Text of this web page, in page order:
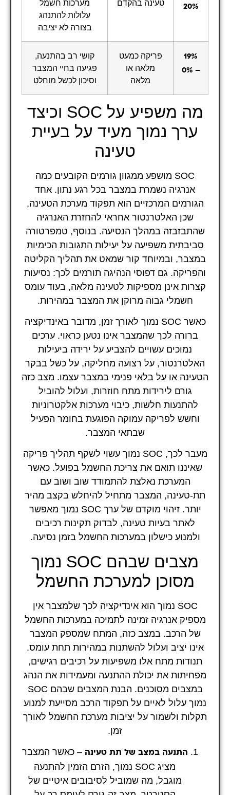
20% טעינה בהקדם
מערכות חשמל
עלולות להתנהג
בצורה לא יציבה
19%
– 0%
פריקה כמעט
מלאה או
מלאה
קושי רב בהתנעה,
פגיעה בחיי המצבר
וסיכון לכשל מוחלט
מה משפיע על SOC וכיצד
ערך נמוך מעיד על בעיית
טעינה
SOC מושפע ממגוון גורמים הקובעים כמה
אנרגיה נשמרת במצבר בכל רגע נתון. אחד
הגורמים המרכזיים הוא תפקוד מערכת הטעינה,
שכן האלטרנטור אחראי להחזרת האנרגיה
שהתבזבזה במהלך הנסיעה. בנוסף, טמפרטורה
סביבתית משפיעה על יעילות התגובות הכימיות
במצבר, ובמיוחד קור שמאט את תהליך הקליטה
והפריקה. גם דפוסי הנהיגה תורמים לכך: נסיעות
קצרות אינן מספיקות לטעינה מלאה, בעוד עומס
חשמלי גבוה מרוקן את המצבר במהירות.
כאשר SOC נמוך לאורך זמן, מדובר באינדיקציה
ברורה לכך שהמצבר אינו נטען כראוי. ערכים
נמוכים עשויים להצביע על ירידה ביעילות
האלטרנטור, על רצועה מחליקה, על כשל בבקר
הטעינה או על בלאי פנימי במצבר עצמו. מצב כזה
גורם לירידות מתח חוזרות, ועלול להוביל
להתנעות חלשות, כיבוי מערכות אלקטרוניות
וחשש לפריקה עמוקה הפוגעת בחומר הפעיל
שבתאי המצבר.
מעבר לכך, SOC נמוך עשוי לשקף תהליך פריקה
שאיננו תואם את צריכת החשמל בפועל. כאשר
המערכת נאלצת להתמודד שוב ושוב עם
תת-טעינה, המצבר מתחיל להיחלש בקצב מהיר
יותר. זיהוי מוקדם של ערך SOC נמוך מאפשר
לאתר בעיות טעינה, לבדוק תקינות רכיבים
ולמנוע כישלון במערכות החשמל בזמן נסיעה.
מצבים שבהם SOC נמוך
מסוכן למערכת החשמל
SOC נמוך הוא אינדיקציה לכך שלמצבר אין
מספיק אנרגיה זמינה לתמיכה במערכות החשמל
של הרכב. במצב כזה, המתח שמספק המצבר
אינו יציב ועלול להשתנות במהירות תחת עומס.
תנודות מתח אלו משפיעות על רכיבים רגישים,
מפחיתות את יכולת ההתנעה ומעמידות את הנהג
במצבים מסוכנים. הבנת המצבים שבהם SOC
נמוך עלול לאיים על תפקוד הרכב מסייעת למנוע
תקלות ולשמור על יציבות מערכת החשמל לאורך
זמן.
התנעה במצב של תת טעינה – כאשר המצבר
מציג SOC נמוך, הזרם הזמין להתנעה
מוגבל, מה שמוביל לסיבובים איטיים של